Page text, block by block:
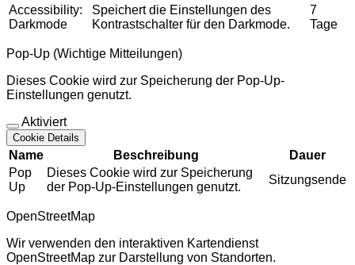
Accessibility:
Darkmode
Speichert die Einstellungen des
Kontrastschalter für den Darkmode.
7
Tage
Pop-Up (Wichtige Mitteilungen)
Dieses Cookie wird zur Speicherung der Pop-Up-
Einstellungen genutzt.
Aktiviert
Cookie Details
Name Beschreibung
Dauer
Pop
Up
Dieses Cookie wird zur Speicherung
der Pop-Up-Einstellungen genutzt.
Sitzungsende
OpenStreetMap
Wir verwenden den interaktiven Kartendienst
OpenStreetMap zur Darstellung von Standorten.